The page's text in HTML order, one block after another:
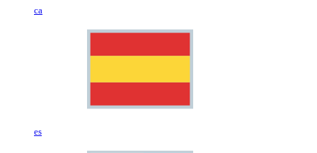
ca
es